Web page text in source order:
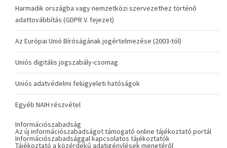
Harmadik országba vagy nemzetközi szervezethez történő
adattovábbítás (GDPR V. fejezet)
Az Európai Unió Bíróságának jogértelmezése (2003-tól)
Uniós digitális jogszabály-csomag
Uniós adatvédelmi felügyeleti hatóságok
Egyéb NAIH részvétel
Információszabadság
Az új információszabadságot támogató online tájékoztató portál
Információszabadsággal kapcsolatos tájékoztatók
Tájékoztató a közérdekű adatigénylések menetéről